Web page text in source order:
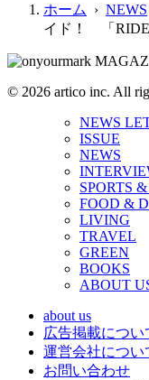
ホーム › NEWS
イド！ 「
© 2026 artico inc. All
NEWS
ISSUE
NEWS
SPORTS
FOOD &
LIVING
TRAVEL
GREEN
BOOKS
ABOUT
about us
広告掲載につい
運営会社につい
お問い合わせ